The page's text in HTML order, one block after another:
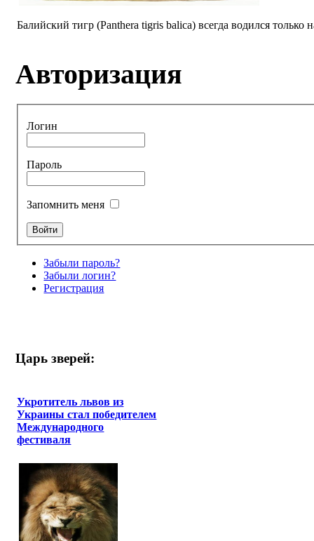
Балийский тигр (Panthera tigris balica) всегда водился
Авторизация
Логин
Пароль
Запомнить меня
Забыли пароль?
Забыли логин?
Регистрация
Царь зверей:
Укротитель львов из
Украины стал победителем
Международного
фестиваля